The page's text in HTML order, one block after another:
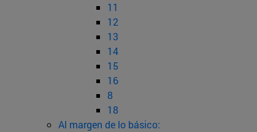
11
12
13
14
15
16
8
18
Al margen de lo básico: